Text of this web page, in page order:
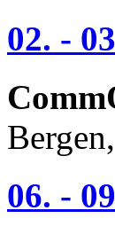
02. -
06. -